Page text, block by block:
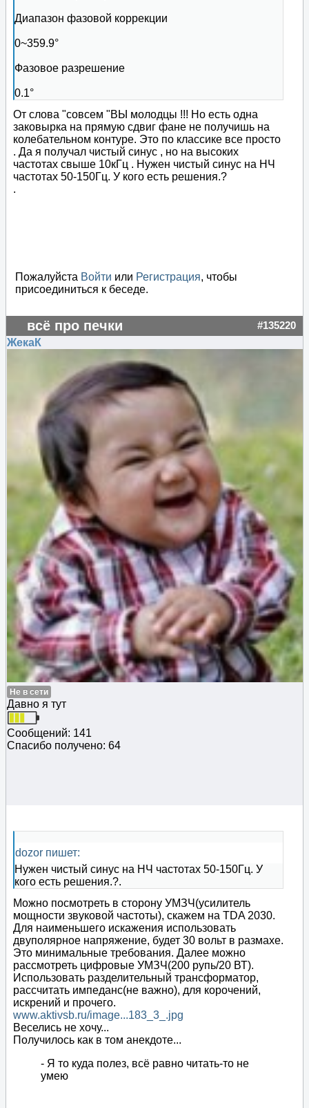
Диапазон фазовой коррекции
0~359.9°
Фазовое разрешение
0.1°
От слова "совсем "ВЫ молодцы !!! Но есть одна
заковырка на прямую сдвиг фане не получишь на
колебательном контуре. Это по классике все просто
. Да я получал чистый синус , но на высоких
частотах свыше 10кГц . Нужен чистый синус на НЧ
частотах 50-150Гц. У кого есть решения.?
.
Пожалуйста Войти или Регистрация, чтобы
присоединиться к беседе.
всё про печки #135220
ЖекаК
Не в сети
Давно я тут
Сообщений: 141
Спасибо получено: 64
dozor пишет:
Нужен чистый синус на НЧ частотах 50-150Гц. У
кого есть решения.?.
Можно посмотреть в сторону УМЗЧ(усилитель
мощности звуковой частоты), скажем на TDA 2030.
Для наименьшего искажения использовать
двуполярное напряжение, будет 30 вольт в размахе.
Это минимальные требования. Далее можно
рассмотреть цифровые УМЗЧ(200 рупь/20 ВТ).
Использовать разделительный трансформатор,
рассчитать импеданс(не важно), для корочений,
искрений и прочего.
www.aktivsb.ru/image...183_3_.jpg
Веселись не хочу...
Получилось как в том анекдоте...
- Я то куда полез, всё равно читать-то не
умею